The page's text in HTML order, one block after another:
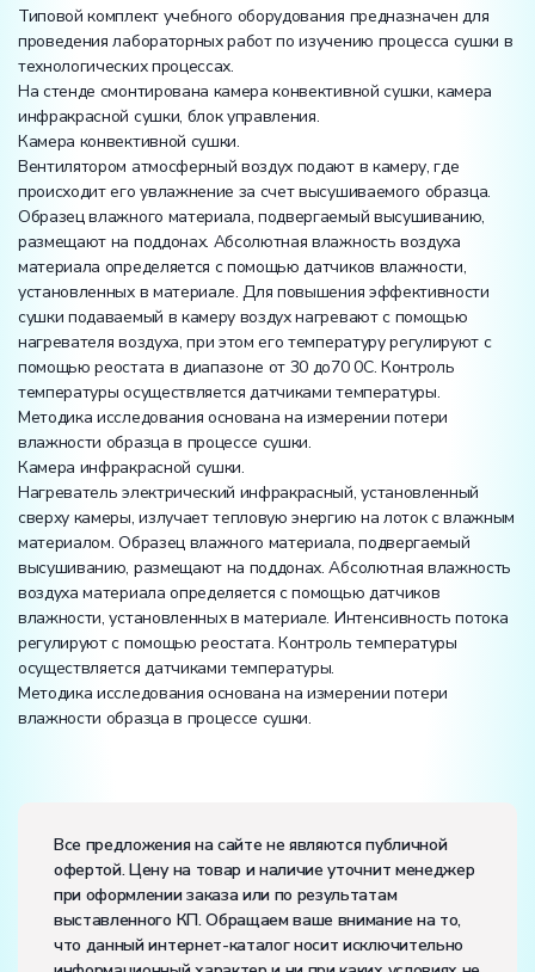
сушка)
Типовой комплект учебного оборудования предназначен для
проведения лабораторных работ по изучению процесса сушки в
технологических процессах.
На стенде смонтирована камера конвективной сушки, камера
инфракрасной сушки, блок управления.
Камера конвективной сушки.
Вентилятором атмосферный воздух подают в камеру, где
происходит его увлажнение за счет высушиваемого образца.
Образец влажного материала, подвергаемый высушиванию,
размещают на поддонах. Абсолютная влажность воздуха
материала определяется с помощью датчиков влажности,
установленных в материале. Для повышения эффективности
сушки подаваемый в камеру воздух нагревают с помощью
нагревателя воздуха, при этом его температуру регулируют с
помощью реостата в диапазоне от 30 до70 0С. Контроль
температуры осуществляется датчиками температуры.
Методика исследования основана на измерении потери
влажности образца в процессе сушки.
Камера инфракрасной сушки.
Нагреватель электрический инфракрасный, установленный
сверху камеры, излучает тепловую энергию на лоток с влажным
материалом. Образец влажного материала, подвергаемый
высушиванию, размещают на поддонах. Абсолютная влажность
воздуха материала определяется с помощью датчиков
влажности, установленных в материале. Интенсивность потока
регулируют с помощью реостата. Контроль температуры
осуществляется датчиками температуры.
Методика исследования основана на измерении потери
влажности образца в процессе сушки.
Потребляемая мощность, В·А:2000
Электропитание:
напряжение, В:220
частота, Гц:50
Все предложения на сайте не являются публичной
офертой. Цену на товар и наличие уточнит менеджер
при оформлении заказа или по результатам
выставленного КП. Обращаем ваше внимание на то,
что данный интернет-каталог носит исключительно